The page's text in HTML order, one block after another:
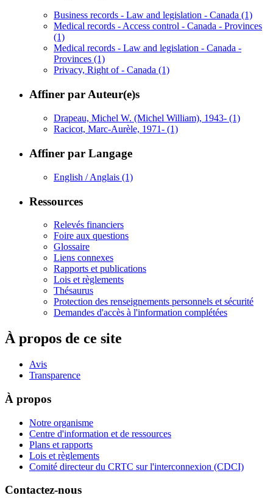
Business records - Law and legislation - Canada (1)
Medical records - Access control - Canada - Provinces
(1)
Medical records - Law and legislation - Canada -
Provinces (1)
Privacy, Right of - Canada (1)
Affiner par Auteur(e)s
Drapeau, Michel W. (Michel William), 1943- (1)
Racicot, Marc-Aurèle, 1971- (1)
Affiner par Langage
English / Anglais (1)
Ressources
Relevés financiers
Foire aux questions
Glossaire
Liens connexes
Rapports et publications
Lois et règlements
Thésaurus
Protection des renseignements personnels et sécurité
Demandes d'accès à l'information complétées
À propos de ce site
Avis
Transparence
À propos
Notre organisme
Centre d'information et de ressources
Plans et rapports
Lois et règlements
Comité directeur du CRTC sur l'interconnexion (CDCI)
Contactez-nous